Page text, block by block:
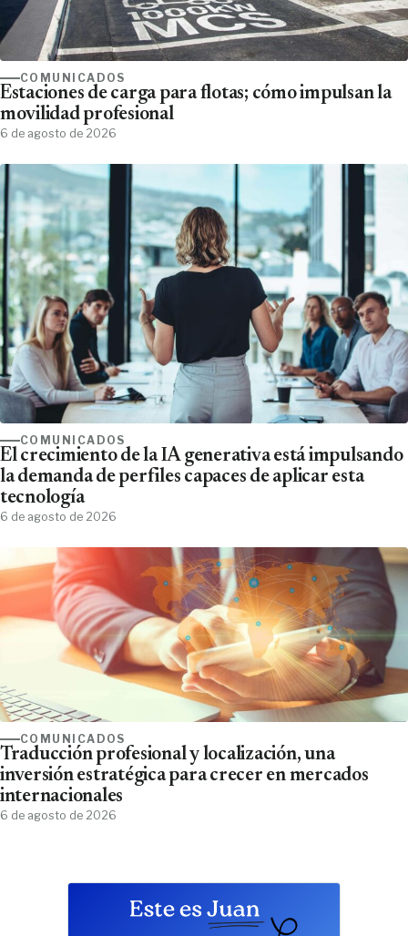
COMUNICADOS
Estaciones de carga para flotas; cómo impulsan la
movilidad profesional
6 de agosto de 2026
COMUNICADOS
El crecimiento de la IA generativa está impulsando
la demanda de perfiles capaces de aplicar esta
tecnología
6 de agosto de 2026
COMUNICADOS
Traducción profesional y localización, una
inversión estratégica para crecer en mercados
internacionales
6 de agosto de 2026